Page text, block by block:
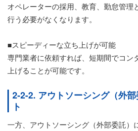
オペレーターの採用、教育、勤怠管理
行う必要がなくなります。
■スピーディーな立ち上げが可能
専門業者に依頼すれば、短期間でコン
上げることが可能です。
2-2-2. アウトソーシング（外
ト
一方、アウトソーシング（外部委託）